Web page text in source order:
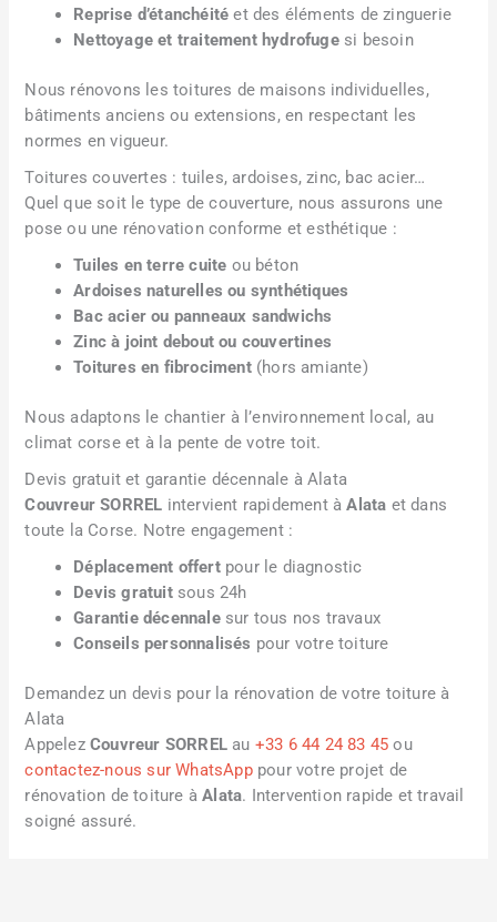
Reprise d’étanchéité et des éléments de zinguerie
Nettoyage et traitement hydrofugesi besoin
Nous rénovons les toitures de maisons individuelles,
bâtiments anciens ou extensions, en respectant les
normes en vigueur.
Toitures couvertes : tuiles, ardoises, zinc, bac acier…
Quel que soit le type de couverture, nous assurons une
pose ou une rénovation conforme et esthétique :
Tuiles en terre cuite ou béton
Ardoises naturelles ou synthétiques
Bac acier ou panneaux sandwichs
Zinc à joint debout ou couvertines
Toitures en fibrociment(hors amiante)
Nous adaptons le chantier à l’environnement local, au
climat corse et à la pente de votre toit.
Devis gratuit et garantie décennale à Alata
Couvreur SORREL intervient rapidement àAlata et dans
toute la Corse. Notre engagement :
Déplacement offertpour le diagnostic
Devis gratuitsous 24h
Garantie décennalesur tous nos travaux
Conseils personnalisés pour votre toiture
Demandez un devis pour la rénovation de votre toiture à
Alata
AppelezCouvreur SORREL au +33 6 44 24 83 45 ou
contactez-nous sur WhatsApppour votre projet de
rénovation de toiture àAlata. Intervention rapide et travail
soigné assuré.